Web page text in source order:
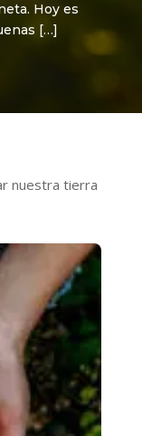
Hoy es
[…]
nuestra tierra